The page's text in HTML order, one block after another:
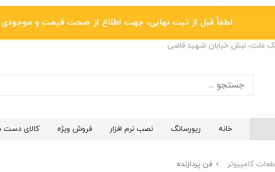
لطفاً قبل از ثبت نهایی، جهت اطلاع از صحت قیمت و موجودی با شماره 6042 5460 011
بانک ملت، نبش خیابان شهید قاضی
خانه ریورسانگ نصب نرم افزار فروش ویژه کالای دست
کامپیوتر فن پردازنده